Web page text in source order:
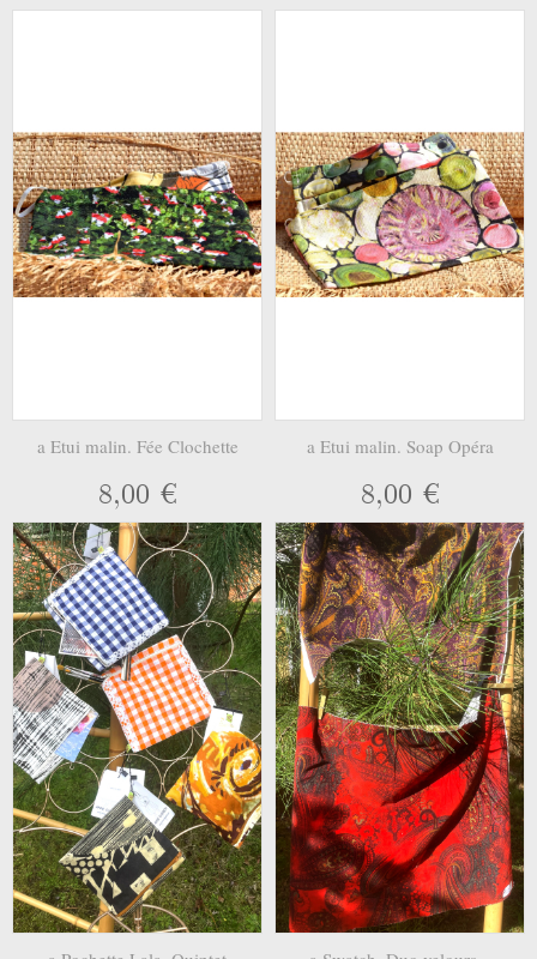
a Etui malin. Fée Clochette
8,00 €
a Etui malin. Soap Opéra
8,00 €